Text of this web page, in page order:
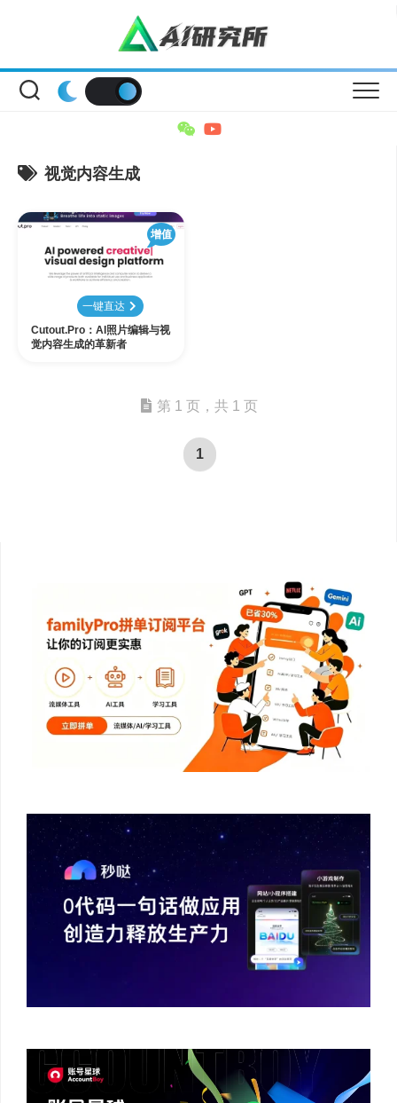
视觉内容生成
增值
一键直达
Cutout.Pro：AI照片编辑与视
觉内容生成的革新者
第 1 页，共 1 页
1